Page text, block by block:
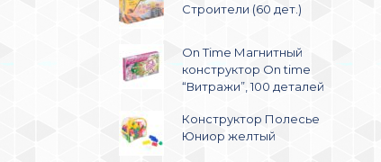
Строители (60 дет.)
On Time Магнитный
конструктор On time
“Витражи”, 100 деталей
Конструктор Полесье
Юниор желтый